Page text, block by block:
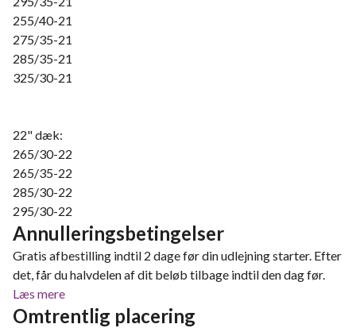
255/40-21
275/35-21
285/35-21
325/30-21
22" dæk:
265/30-22
265/35-22
285/30-22
295/30-22
Annulleringsbetingelser
Gratis afbestilling indtil 2 dage før din udlejning starter. Efter
det, får du halvdelen af dit beløb tilbage indtil den dag før.
Læs mere
Omtrentlig placering